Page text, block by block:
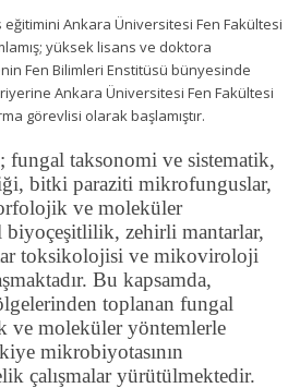
Ankara Üniversitesi Fen Fakültesi
yüksek lisans ve doktora
Fen Bilimleri Enstitüsü bünyesinde
Ankara Üniversitesi Fen Fakültesi
görevlisi olarak başlamıştır.
fungal taksonomi ve sistematik,
bitki paraziti mikrofunguslar,
ve moleküler
biyoçeşitlilik, zehirli mantarlar,
toksikolojisi ve mikoviroloji
Bu kapsamda,
toplanan fungal
ve moleküler yöntemlerle
mikrobiyotasının
çalışmalar yürütülmektedir.